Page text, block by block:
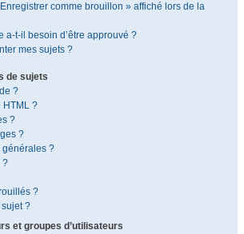
comme brouillon » affiché lors de la
a-t-il besoin d’être approuvé ?
mes sujets ?
de sujets
?
HTML ?
?
?
générales ?
?
?
?
et groupes d’utilisateurs